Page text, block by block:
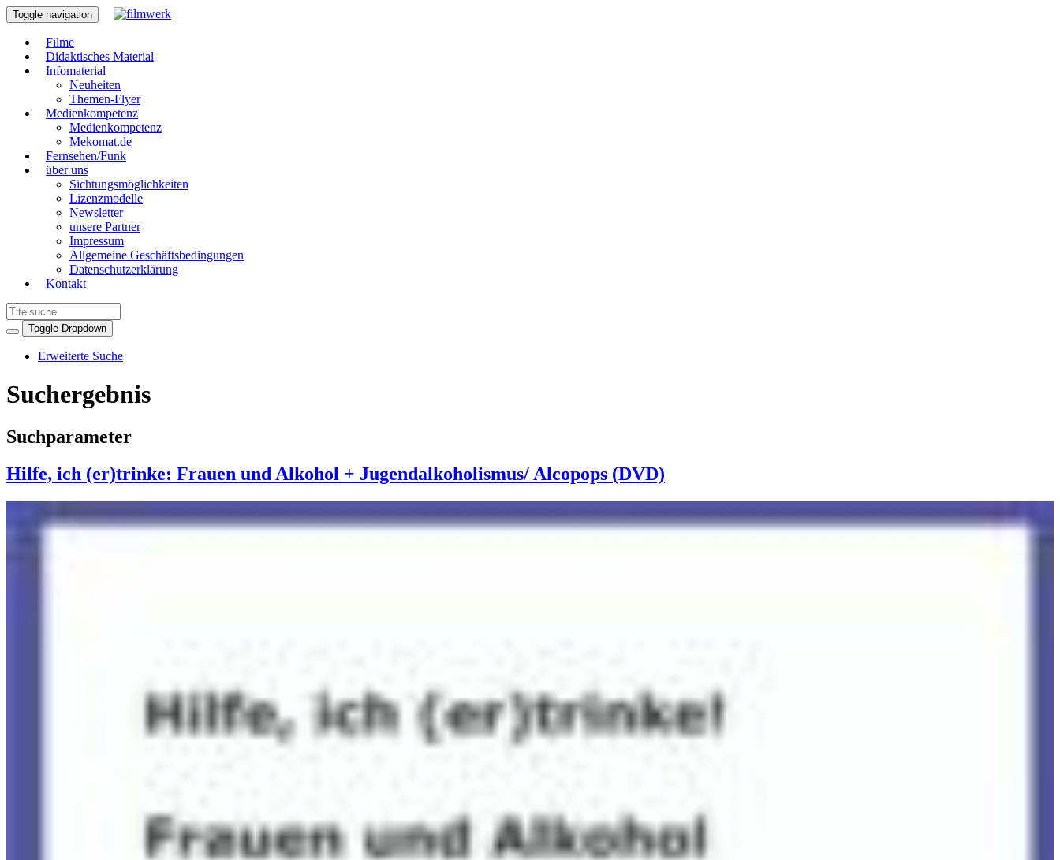
Toggle navigation
Filme
Didaktisches Material
Infomaterial
Neuheiten
Themen-Flyer
Medienkompetenz
Medienkompetenz
Mekomat.de
Fernsehen/Funk
über uns
Sichtungsmöglichkeiten
Lizenzmodelle
Newsletter
unsere Partner
Impressum
Allgemeine Geschäftsbedingungen
Datenschutzerklärung
Kontakt
Toggle Dropdown
Erweiterte Suche
Suchergebnis
Suchparameter
Hilfe, ich (er)trinke: Frauen und Alkohol + Jugendalkoholismus/ Alcopops (DVD)